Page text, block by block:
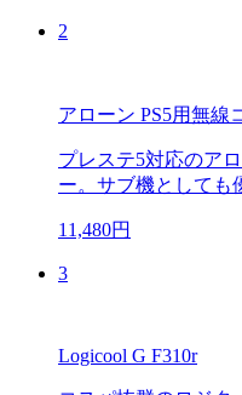
2
アローン PS5用無線
プレステ5対応のア
ー。サブ機としても
11,480円
3
Logicool G F310r